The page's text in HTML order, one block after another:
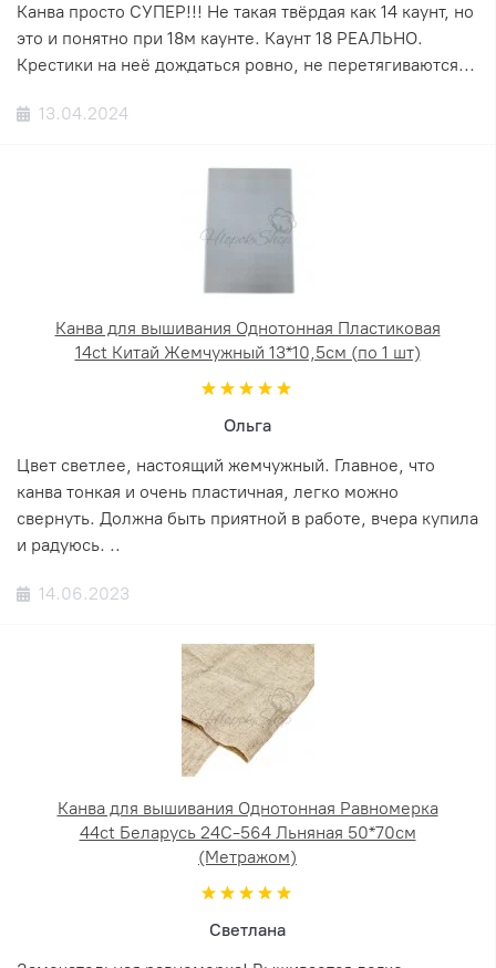
Канва просто СУПЕР!!! Не такая твёрдая как 14 каунт, но
это и понятно при 18м каунте. Каунт 18 РЕАЛЬНО.
Крестики на неё дождаться ровно, не перетягиваются...
13.04.2024
Канва для вышивания Однотонная Пластиковая
14ct Китай Жемчужный 13*10,5см (по 1 шт)
Ольга
Цвет светлее, настоящий жемчужный. Главное, что
канва тонкая и очень пластичная, легко можно
свернуть. Должна быть приятной в работе, вчера купила
и радуюсь. ..
14.06.2023
Канва для вышивания Однотонная Равномерка
44ct Беларусь 24С-564 Льняная 50*70см
(Метражом)
Светлана